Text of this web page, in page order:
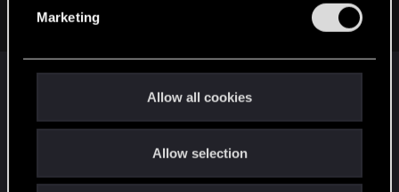
Marketing
Allow all cookies
Allow selection
решили что Артефакт это убийца Гвинта?
Артефакт по первым ощущениям просто еще
создает создатель жанра лицоломалок -
Ричард Гарфилд. Он же создатель первой